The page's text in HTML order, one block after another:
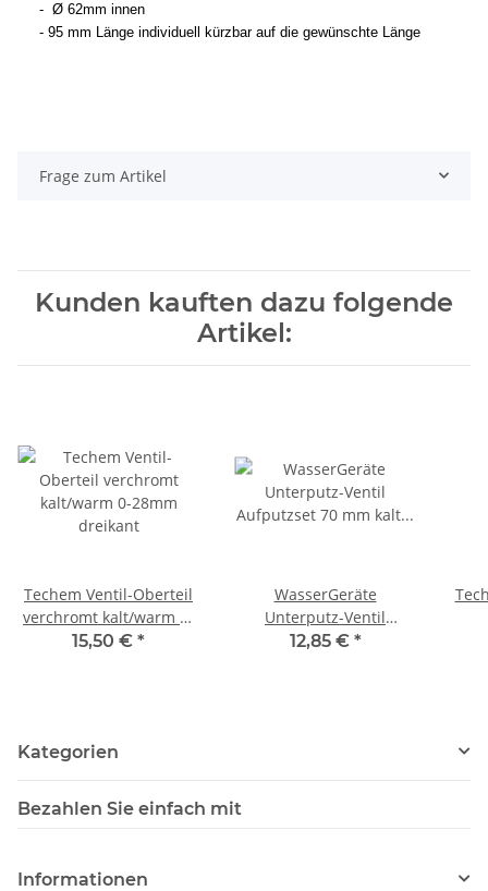
- Ø 62mm innen
- 95 mm Länge individuell kürzbar auf die gewünschte Länge
Frage zum Artikel
Kunden kauften dazu folgende
Artikel:
Techem Ventil-Oberteil
verchromt kalt/warm 0-
28mm dreikant
15,50 € *
WasserGeräte
Unterputz-Ventil
Aufputzset 70 mm kalt
12,85 € *
Kategorien
Bezahlen Sie einfach mit
Informationen